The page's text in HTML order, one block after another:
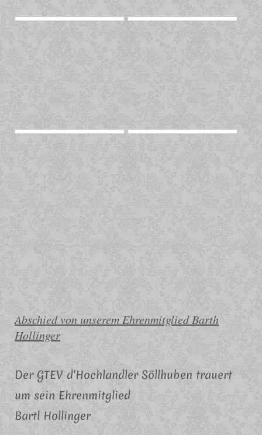
Abschied von unserem Ehrenmitglied Barth
Hollinger
Der GTEV d'Hochlandler Söllhuben trauert
um sein Ehrenmitglied
Bartl Hollinger